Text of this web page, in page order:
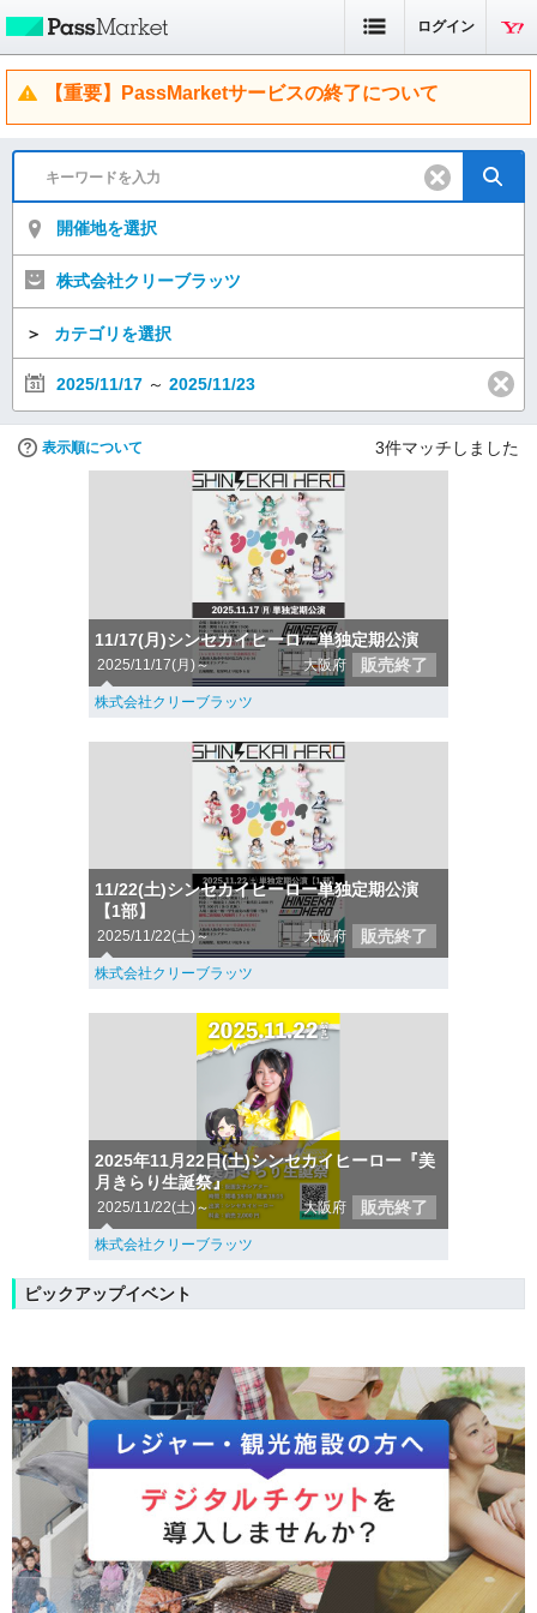
ログイン
【重要】PassMarketサービスの終了について
開催地を選択
株式会社クリーブラッツ
＞ カテゴリを選択
2025/11/17 ～ 2025/11/23
表示順について 3件マッチしました
11/17(月)シンセカイヒーロー単独定期公演
2025/11/17(月)～ 大阪府 販売終了
株式会社クリーブラッツ
11/22(土)シンセカイヒーロー単独定期公演
【1部】
2025/11/22(土)～ 大阪府 販売終了
株式会社クリーブラッツ
2025年11月22日(土)シンセカイヒーロー『美
月きらり生誕祭』
2025/11/22(土)～ 大阪府 販売終了
株式会社クリーブラッツ
ピックアップイベント